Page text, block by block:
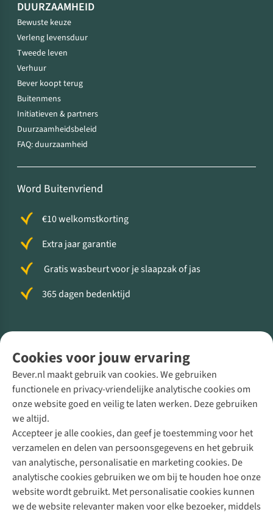
Cookies voor jouw ervaring
Bever.nl maakt gebruik van cookies. We gebruiken
functionele en privacy-vriendelijke analytische cookies om
onze website goed en veilig te laten werken. Deze gebruiken
we altijd.
Accepteer je alle cookies, dan geef je toestemming voor het
verzamelen en delen van persoonsgegevens en het gebruik
van analytische, personalisatie en marketing cookies. De
analytische cookies gebruiken we om bij te houden hoe onze
website wordt gebruikt. Met personalisatie cookies kunnen
we de website relevanter maken voor elke bezoeker, middels
DUURZAAMHEID
Bewuste keuze
Verleng levensduur
Tweede leven
Verhuur
Bever koopt terug
Buitenmens
Initiatieven & partners
Duurzaamheidsbeleid
FAQ: duurzaamheid
Word Buitenvriend
€10 welkomstkorting
Extra jaar garantie
Gratis wasbeurt voor je slaapzak of jas
365 dagen bedenktijd
Direct advies van een Buitenexpert
+31 (0)85 888 50 88
+31 6 12 28 49 80
Contactformulier